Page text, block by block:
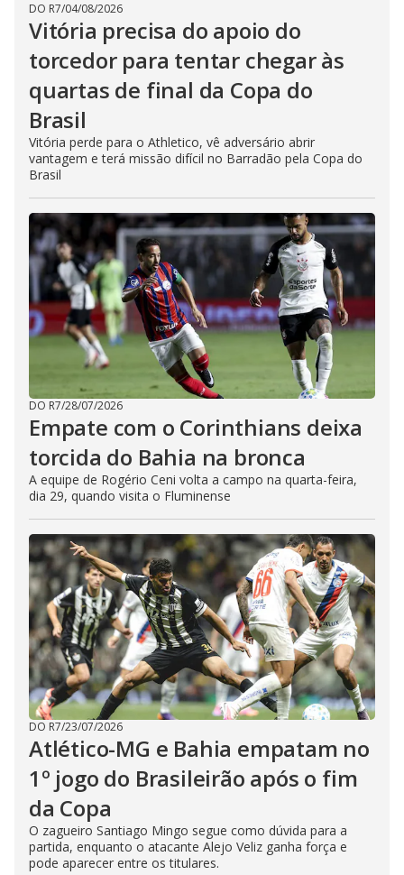
DO R7/04/08/2026
Vitória precisa do apoio do
torcedor para tentar chegar às
quartas de final da Copa do
Brasil
Vitória perde para o Athletico, vê adversário abrir
vantagem e terá missão difícil no Barradão pela Copa do
Brasil
DO R7/28/07/2026
Empate com o Corinthians deixa
torcida do Bahia na bronca
A equipe de Rogério Ceni volta a campo na quarta-feira,
dia 29, quando visita o Fluminense
DO R7/23/07/2026
Atlético-MG e Bahia empatam no
1º jogo do Brasileirão após o fim
da Copa
O zagueiro Santiago Mingo segue como dúvida para a
partida, enquanto o atacante Alejo Veliz ganha força e
pode aparecer entre os titulares.